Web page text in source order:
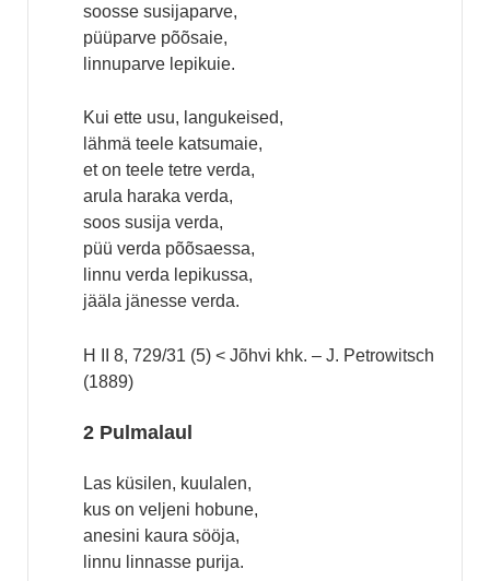
soosse susijaparve,
püüparve põõsaie,
linnuparve lepikuie.
Kui ette usu, langukeised,
lähmä teele katsumaie,
et on teele tetre verda,
arula haraka verda,
soos susija verda,
püü verda põõsaessa,
linnu verda lepikussa,
jääla jänesse verda.
H II 8, 729/31 (5) < Jõhvi khk. – J. Petrowitsch
(1889)
2 Pulmalaul
Las küsilen, kuulalen,
kus on veljeni hobune,
anesini kaura sööja,
linnu linnasse purija.